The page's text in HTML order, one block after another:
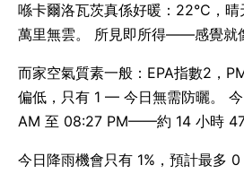
喺卡爾洛瓦茨真係好暖：22°C，
萬里無雲。 所見即所得——感覺就
而家空氣質素一般：EPA指數2，
偏低，只有 1 — 今日無需防曬。
AM 至 08:27 PM——約 14 小時 47
今日降雨機會只有 1%，預計最多